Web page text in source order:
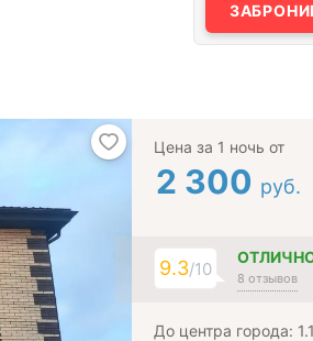
Цена за 1 ночь от
2 300 руб.
9.3/10 8 отзывов
До центра города: